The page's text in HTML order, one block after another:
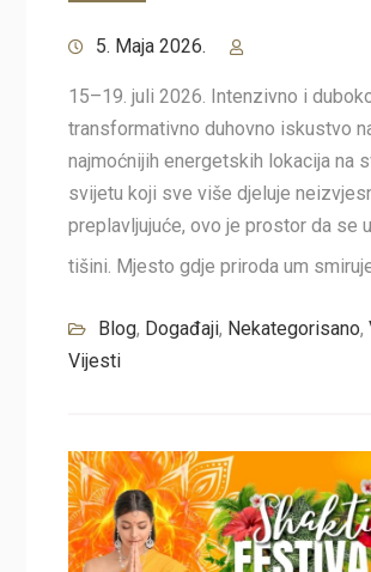
5. Maja 2026.
15–19. juli 2026. Intenzivno i
transformativno duhovno iskustvo
najmoćnijih energetskih lokacija na
svijetu koji sve više djeluje
preplavljujuće, ovo je prostor da se
tišini. Mjesto gdje priroda um
Blog, Događaji, Nekategorisano,
Vijesti